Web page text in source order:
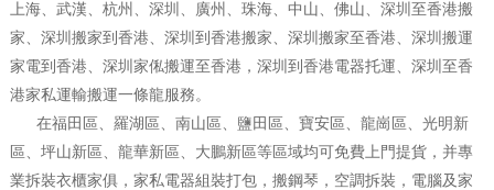
上海、武漢、杭州、深圳、廣州、珠海、中山、佛山、深圳至香港搬
家、深圳搬家到香港、深圳到香港搬家、深圳搬家至香港、深圳搬運
家電到香港、深圳家俬搬運至香港，深圳到香港電器托運、深圳至香
港家私運輸搬運一條龍服務。
在福田區、羅湖區、南山區、鹽田區、寶安區、龍崗區、光明新
區、坪山新區、龍華新區、大鵬新區等區域均可免費上門提貨，并專
業拆裝衣櫃家俱，家私電器組裝打包，搬鋼琴，空調拆裝，電腦及家